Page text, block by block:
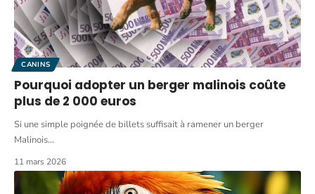
CANINS
Pourquoi adopter un berger malinois coûte
plus de 2 000 euros
Si une simple poignée de billets suffisait à ramener un berger
Malinois…
11 mars 2026